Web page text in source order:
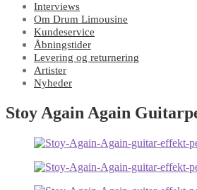
Interviews
Om Drum Limousine
Kundeservice
Åbningstider
Levering og returnering
Artister
Nyheder
Stoy Again Again